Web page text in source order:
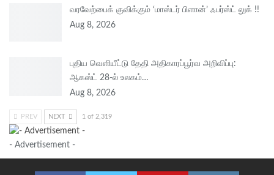
வரவேற்பைக் குவிக்கும் ‘மாஸ்டர் பிளான்’ ஃபர்ஸ்ட் லுக் !!
Aug 8, 2026
புதிய வெளியீட்டு தேதி அதிகாரப்பூர்வ அறிவிப்பு:
ஆகஸ்ட் 28-ல் உலகம்…
Aug 8, 2026
PREV NEXT 1 of 2,319
- Advertisement -